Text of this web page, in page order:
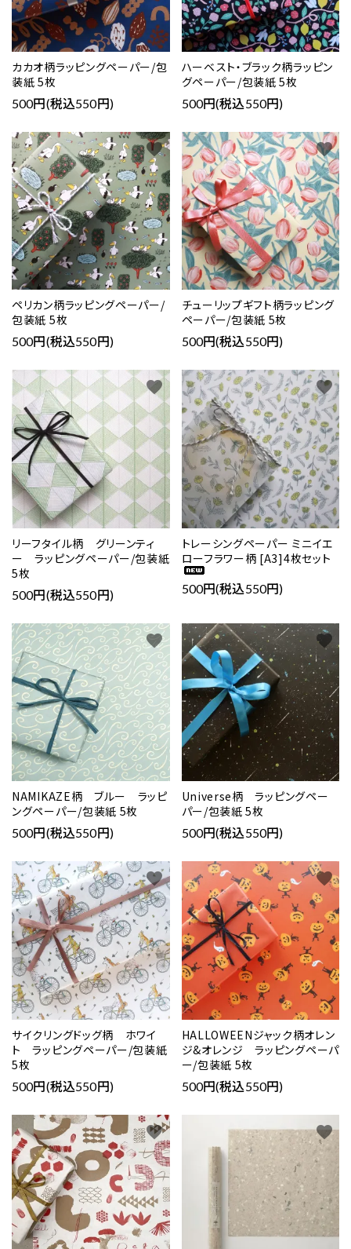
カカオ柄ラッピングペーパー/包
装紙 5枚
500円(税込550円)
ハーベスト・ブラック柄ラッピン
グペーパー/包装紙 5枚
500円(税込550円)
ペリカン柄ラッピングペーパー/
包装紙 5枚
500円(税込550円)
favorite
チューリップギフト柄ラッピング
ペーパー/包装紙 5枚
500円(税込550円)
favorite
リーフタイル柄 グリーンティ
ー ラッピングペーパー/包装紙
5枚
500円(税込550円)
favorite
トレーシングペーパー ミニイエ
ローフラワー柄 [A3]4枚セット
500円(税込550円)
favorite
NAMIKAZE柄 ブルー ラッピ
ングペーパー/包装紙 5枚
500円(税込550円)
favorite
Universe柄 ラッピングペー
パー/包装紙 5枚
500円(税込550円)
favorite
サイクリングドッグ柄 ホワイ
ト ラッピングペーパー/包装紙
5枚
500円(税込550円)
favorite
HALLOWEENジャック柄オレン
ジ&オレンジ ラッピングペーパ
ー/包装紙 5枚
500円(税込550円)
favorite
favorite favorite